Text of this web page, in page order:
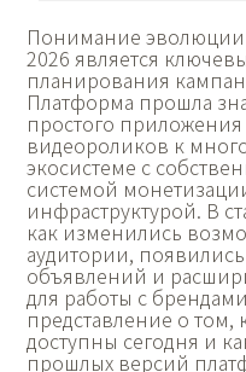
Понимание эволюции
2026 является
планирования
Платформа прошла
простого
видеороликов к
экосистеме с
системой
инфраструктурой. В
как изменились
аудитории,
объявлений и
для работы с
представление о том,
доступны сегодня и
прошлых версий